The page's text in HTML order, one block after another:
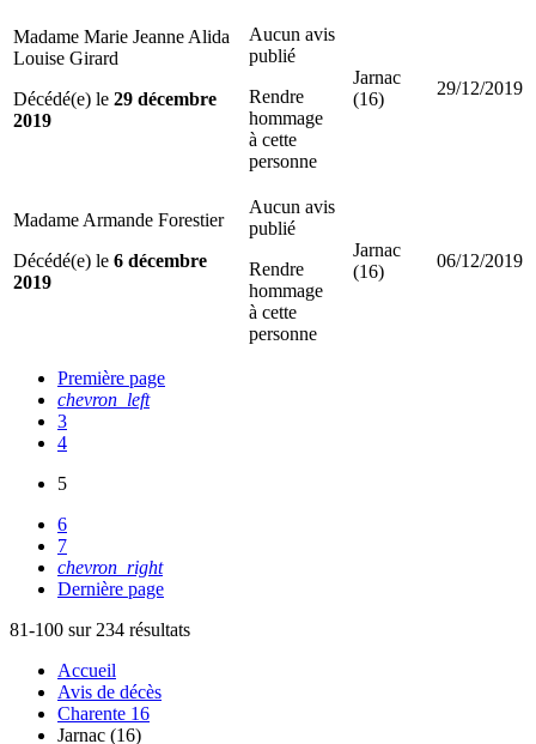
Madame Marie Jeanne Alida
Louise Girard
Décédé(e) le 29 décembre
2019
Aucun avis
publié
Rendre
hommage
à cette
personne
Jarnac
(16)
29/12/2019
Madame Armande Forestier
Décédé(e) le 6 décembre
2019
Aucun avis
publié
Rendre
hommage
à cette
personne
Jarnac
(16)
06/12/2019
Première page
chevron_left
3
4
5
6
7
chevron_right
Dernière page
81-100 sur 234 résultats
Accueil
Avis de décès
Charente 16
Jarnac (16)